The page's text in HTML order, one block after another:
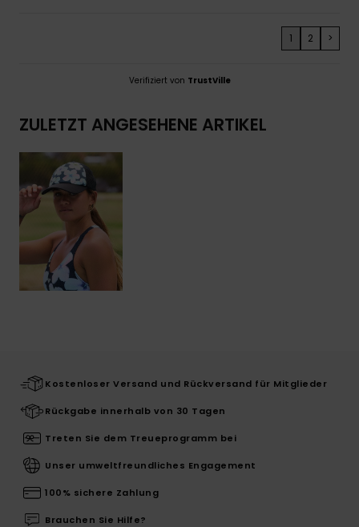
1 2 >
Verifiziert von TrustVille
ZULETZT ANGESEHENE ARTIKEL
Kostenloser Versand und Rückversand für Mitglieder
Rückgabe innerhalb von 30 Tagen
Treten Sie dem Treueprogramm bei
Unser umweltfreundliches Engagement
100% sichere Zahlung
Brauchen Sie Hilfe?